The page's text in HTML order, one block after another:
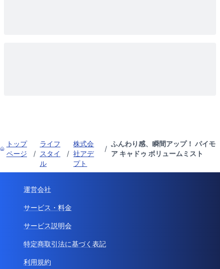
トップ
ページ
/
ライフ
スタイ
ル
/
株式会
社アデ
プト
/
ふんわり感、瞬間アップ！ パイモ
ア キャドゥ ボリュームミスト
運営会社
サービス・料金
サービス説明会
特定商取引法に基づく表記
利用規約